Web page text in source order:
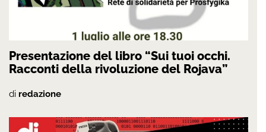
Presentazione del libro “Sui tuoi occhi.
Racconti della rivoluzione del Rojava”
di redazione